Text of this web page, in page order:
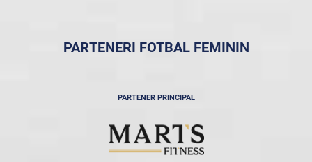
PARTENERI FOTBAL FEMININ
PARTENER PRINCIPAL